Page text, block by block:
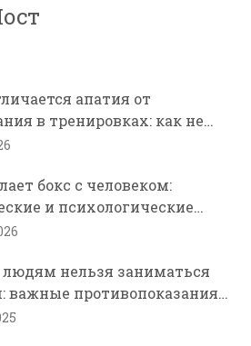
апатия от
в тренировках: как не
и что делать
бокс с человеком:
и психологические
нельзя заниматься
важные противопоказания
тренировок